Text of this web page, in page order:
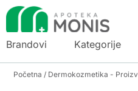
Brandovi Kategorije
Početna / Dermokozmetika -